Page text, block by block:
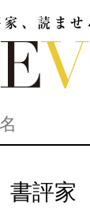
書評家